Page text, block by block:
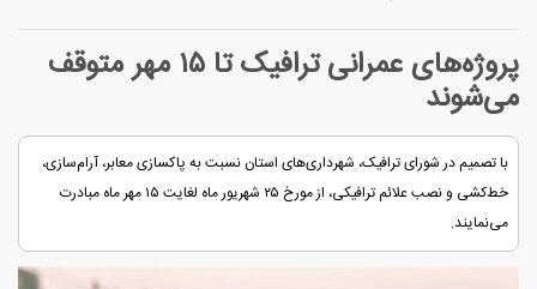
پروژه‌های عمرانی ترافیک تا ۱۵ مهر متوقف
می‌شوند
با تصمیم در شورای ترافیک، شهرداری‌های استان نسبت به پاکسازی معابر، آرام‌سازی،
خط‌کشی و نصب علائم ترافیکی، از مورخ ۲۵ شهریور ماه لغایت ۱۵ مهر ماه مبادرت
می‌نمایند.